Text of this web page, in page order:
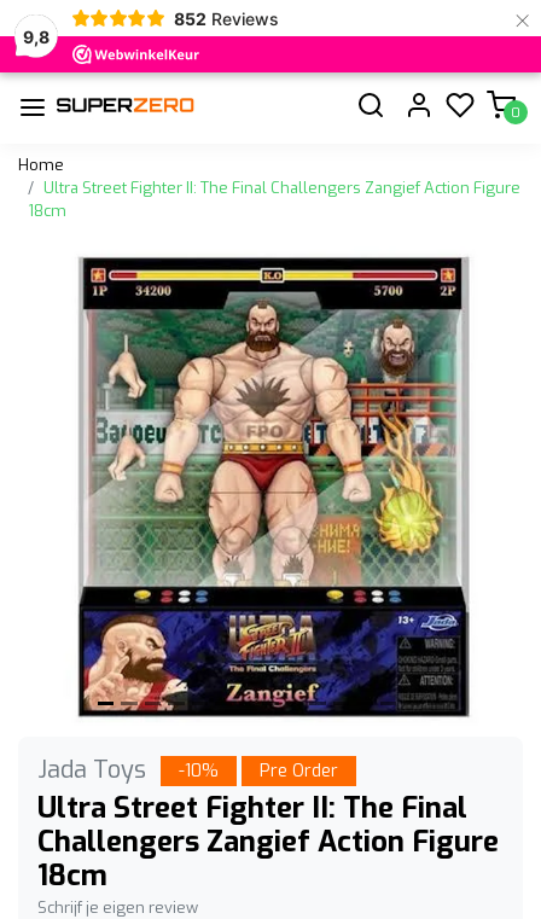
9,8
852 Reviews ×
0
Home
Ultra Street Fighter II: The Final Challengers Zangief Action Figure
18cm
Vorige
Jada Toys -10% Pre Order
Ultra Street Fighter II: The Final
Challengers Zangief Action Figure
18cm
Schrijf je eigen review